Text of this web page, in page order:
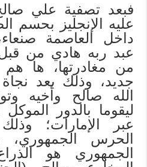
فبعد تصفية علي
عليه الإنجليز بحسم
داخل العاصمة
عبد ربه هادي من
من مغادرتها، ها
جديد، وذلك بعد
الله صالح وأخيه
ليقوما بالدور الموكل
عبر الإمارات؛
الحرس
الجمهوري هو